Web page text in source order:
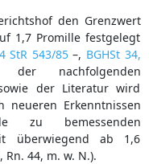
den Grenzwert
1,7 Promille festgelegt
4 StR 543/85–, BGHSt 34,
nachfolgenden
der Literatur wird
neueren Erkenntnissen
bemessenden
überwiegend ab 1,6
44, m. w. N.).